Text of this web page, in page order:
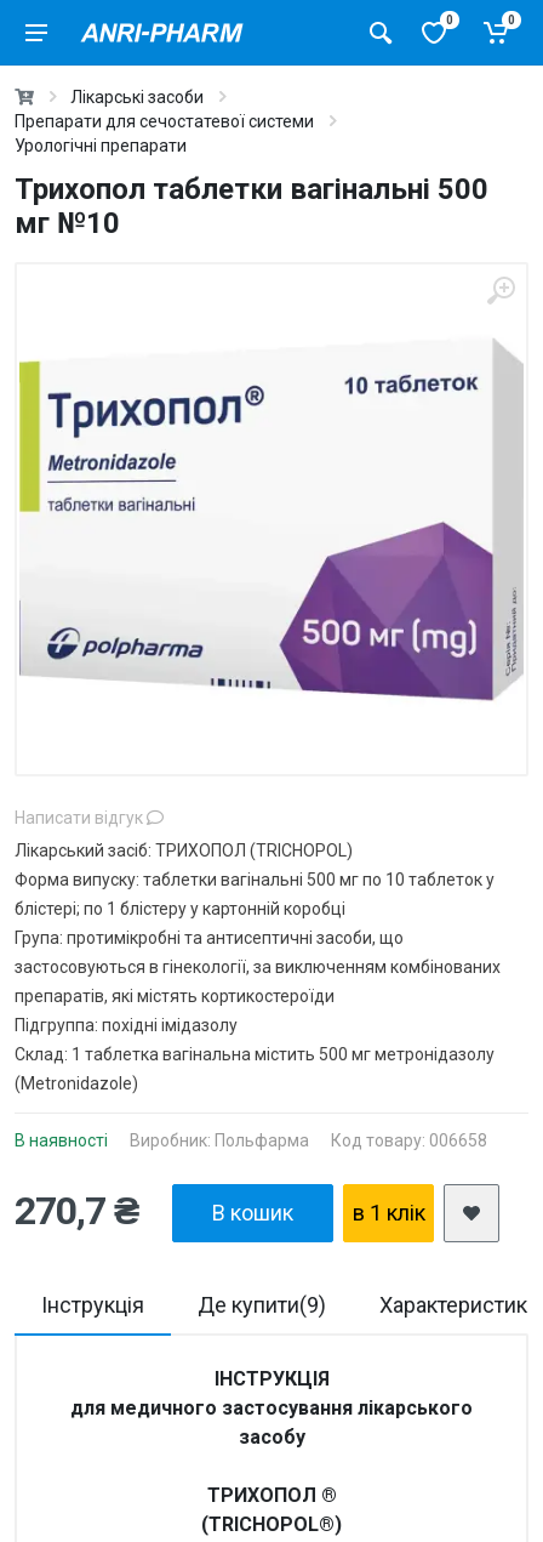
0 0
Лікарські засоби
Препарати для сечостатевої системи
Урологічні препарати
Трихопол таблетки вагінальні 500
мг №10
Написати відгук
Лікарський засіб: ТРИХОПОЛ (TRICHOPOL)
Форма випуску: таблетки вагінальні 500 мг по 10 таблеток у
блістері; по 1 блістеру у картонній коробці
Група: протимікробні та антисептичні засоби, що
застосовуються в гінекології, за виключенням комбінованих
препаратів, які містять кортикостероїди
Підгруппа: похідні імідазолу
Склад: 1 таблетка вагінальна містить 500 мг метронідазолу
(Metronidazole)
В наявності Виробник: Польфарма Код товару: 006658
270,7 ₴ В кошик в 1 клiк
Інструкція Де купити(9) Характеристики
ІНСТРУКЦІЯ
для медичного застосування лікарського
засобу
TРИХОПОЛ ®
(TRICHOPOL®)